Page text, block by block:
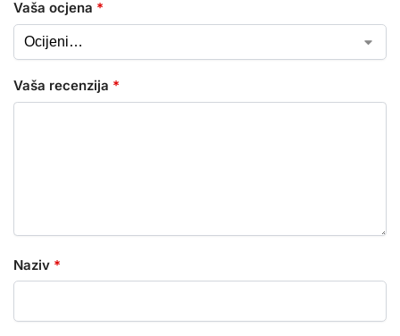
Vaša ocjena *
Vaša recenzija *
Naziv *